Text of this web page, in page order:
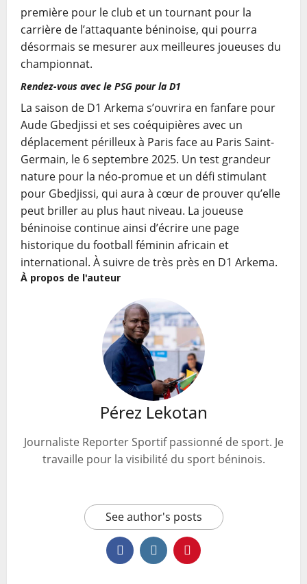
première pour le club et un tournant pour la
carrière de l’attaquante béninoise, qui pourra
désormais se mesurer aux meilleures joueuses du
championnat.
Rendez-vous avec le PSG pour la D1
La saison de D1 Arkema s’ouvrira en fanfare pour
Aude Gbedjissi et ses coéquipières avec un
déplacement périlleux à Paris face au Paris Saint-
Germain, le 6 septembre 2025. Un test grandeur
nature pour la néo-promue et un défi stimulant
pour Gbedjissi, qui aura à cœur de prouver qu’elle
peut briller au plus haut niveau. La joueuse
béninoise continue ainsi d’écrire une page
historique du football féminin africain et
international. À suivre de très près en D1 Arkema.
À propos de l'auteur
Pérez Lekotan
Journaliste Reporter Sportif passionné de sport. Je
travaille pour la visibilité du sport béninois.
See author's posts